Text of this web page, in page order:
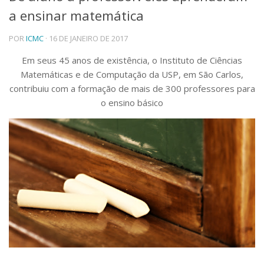
Telefones e Mapas
Pessoas
Ensino
Graduação
Pós-Graduação
Educação a distância
Cursos de Extensão
Linhas de Pesquisa
Centros, Núcleos e Projetos em Rede
Pós-doutorado
Iniciação Científica
Transferência de Tecnologia
Empresas Juniores
Extensão à Comunidade
Projetos, Programas e Cursos
Artes, Cultura e Esportes
a ensinar matemática
PORICMC · 16 DE JANEIRO DE 2017
Em seus 45 anos de existência, o Instituto de Ciências
Matemáticas e de Computação da USP, em São Carlos,
contribuiu com a formação de mais de 300 professores para
o ensino básico